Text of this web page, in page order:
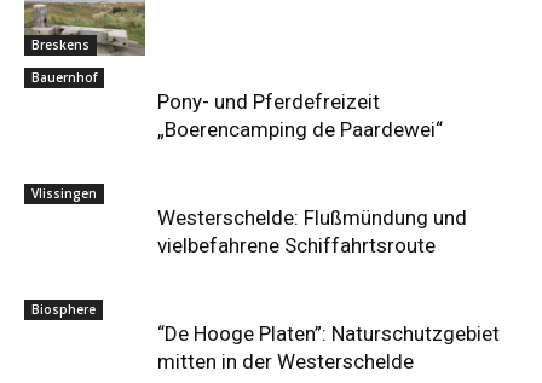
Breskens
Bauernhof
Pony- und Pferdefreizeit
„Boerencamping de Paardewei“
Vlissingen
Westerschelde: Flußmündung und
vielbefahrene Schiffahrtsroute
Biosphere
“De Hooge Platen”: Naturschutzgebiet
mitten in der Westerschelde